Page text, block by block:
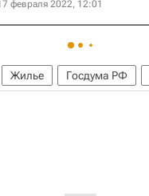
февраля 2022, 12:01
Жилье Госдума РФ